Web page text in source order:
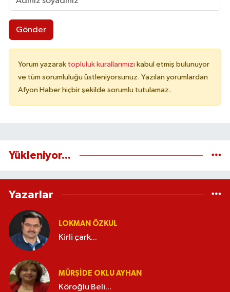
Gönder
Yorum yazarak topluluk kurallarımızı kabul etmiş bulunuyor
ve tüm sorumluluğu üstleniyorsunuz. Yazılan yorumlardan
Afyon Haber hiçbir şekilde sorumlu tutulamaz.
Yükleniyor...
Yazarlar
LOKMAN ÖZKUL
Kirli çark...
MÜRŞIDE OKLU AYHAN
Köroğlu Beli...